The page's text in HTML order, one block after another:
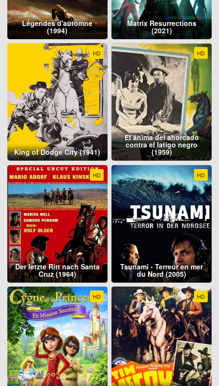
Légendes d'automne
(1994)
Matrix Resurrections
(2021)
HD
King of Dodge City (1941)
HD
El ánima del ahorcado
contra el latigo negro
(1959)
HD
Der letzte Ritt nach Santa
Cruz (1964)
HD
Tsunami - Terreur en mer
du Nord (2005)
HD HD